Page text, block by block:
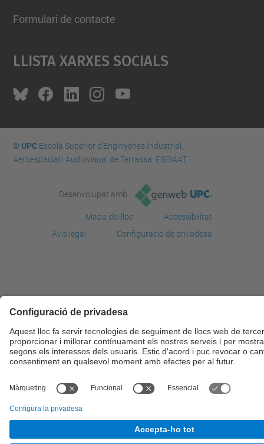
Formulari de contacte
Llista Xarxes Socials
© UPCEscola Superior d’Enginyeries Industrial,
Aeroespacial i Audiovisual de Terrassa. ESEIAAT
Desenvolupat amb
Mapa del lloc
Accessibilitat
Avís legal
Configuració de privadesa